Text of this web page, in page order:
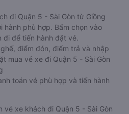
đi Quận 5 - Sài Gòn từ Giồng
hành phù hợp. Bấm chọn vào
đi để tiến hành đặt vé.
điểm đón, điểm trả và nhập
mua vé xe đi Quận 5 - Sài Gòn
toán vé phù hợp và tiến hành
vé xe khách đi Quận 5 - Sài Gòn